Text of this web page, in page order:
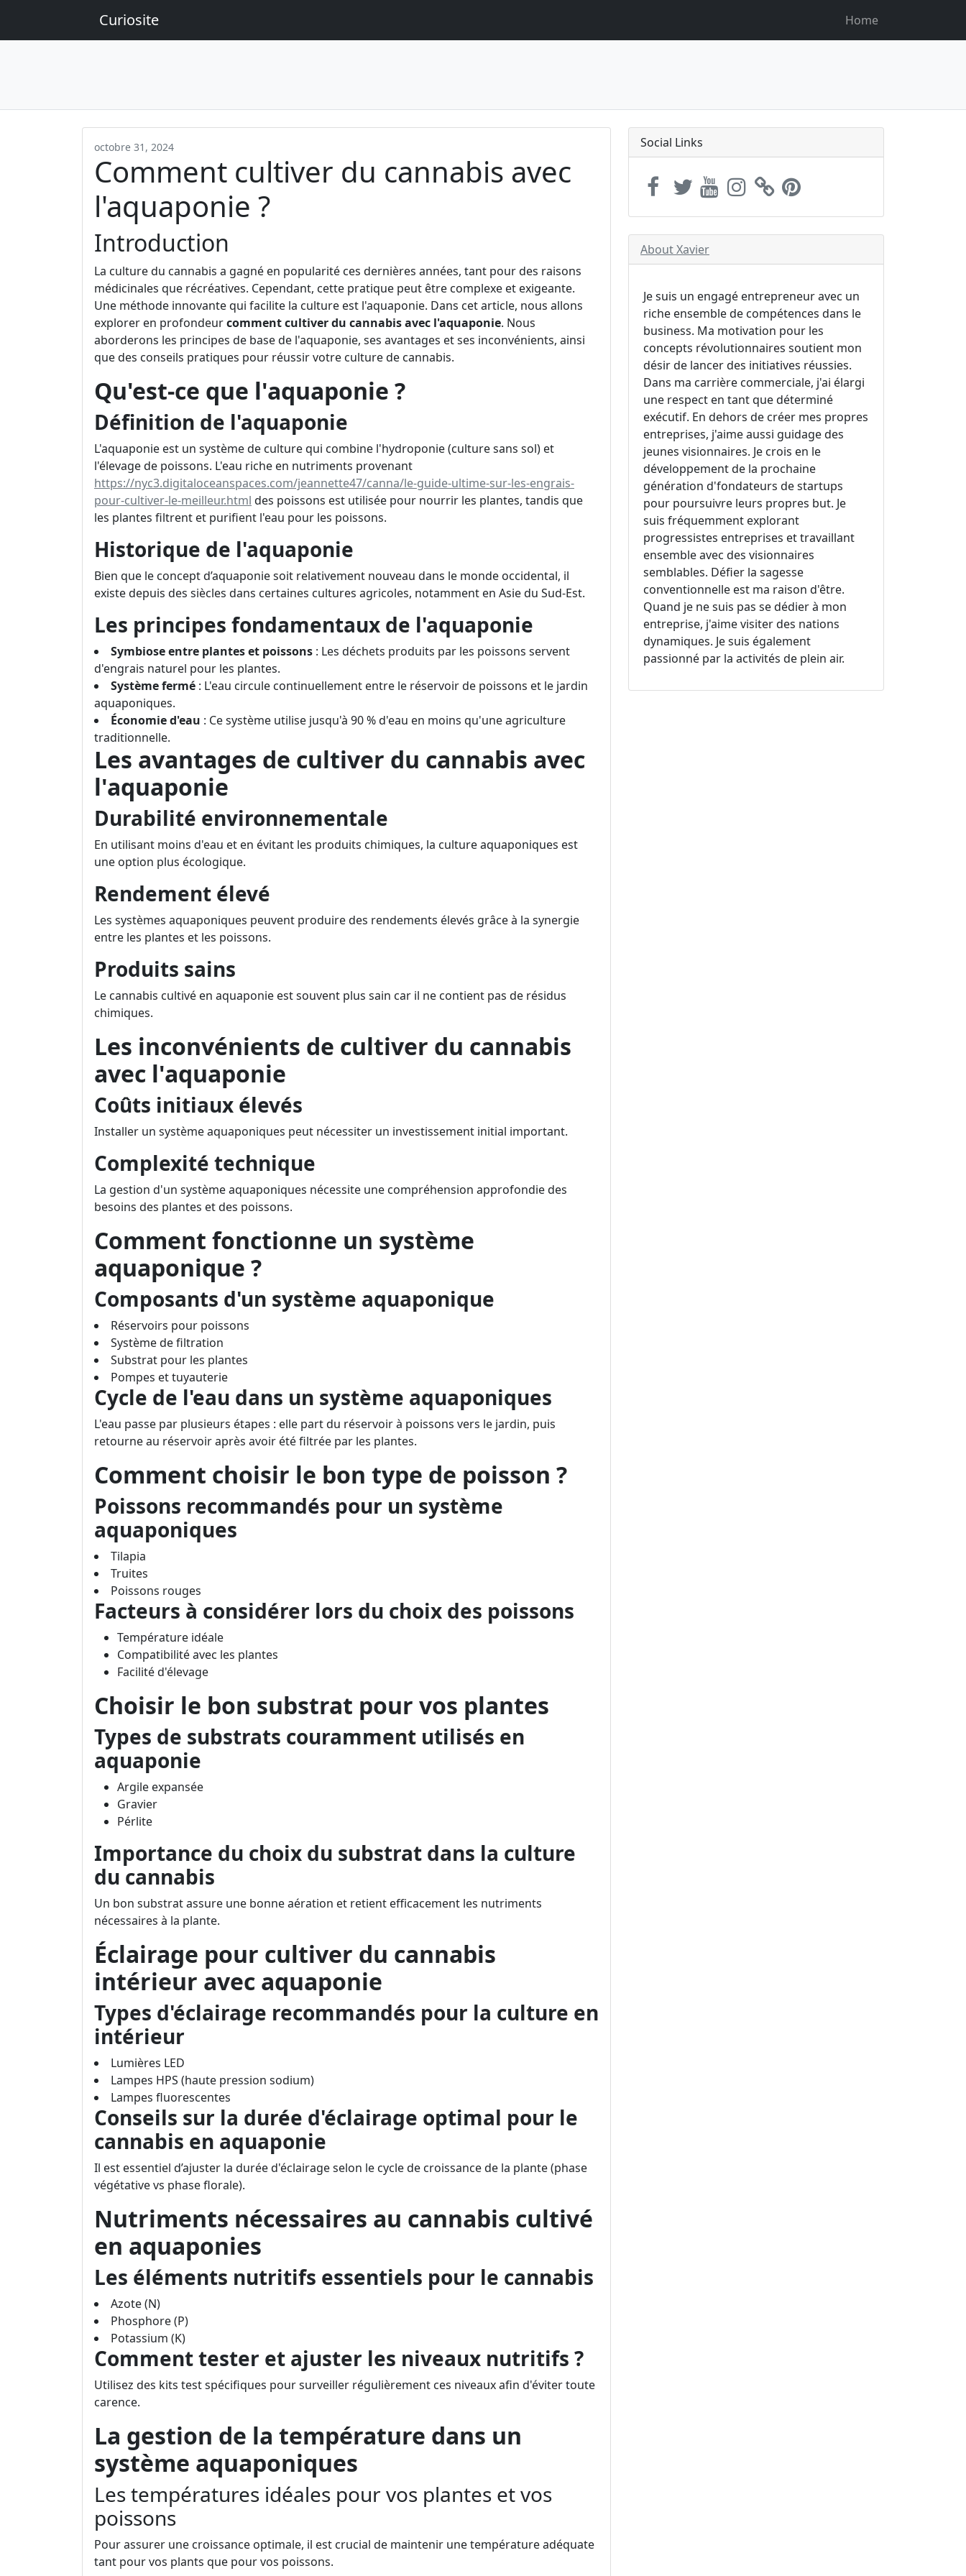
Curiosite Home
octobre 31, 2024
Comment cultiver du cannabis avec
l'aquaponie ?
Introduction
La culture du cannabis a gagné en popularité ces dernières années, tant pour des raisons
médicinales que récréatives. Cependant, cette pratique peut être complexe et exigeante.
Une méthode innovante qui facilite la culture est l'aquaponie. Dans cet article, nous allons
explorer en profondeurcomment cultiver du cannabis avec l'aquaponie. Nous
aborderons les principes de base de l'aquaponie, ses avantages et ses inconvénients, ainsi
que des conseils pratiques pour réussir votre culture de cannabis.
Qu'est-ce que l'aquaponie ?
Définition de l'aquaponie
L'aquaponie est un système de culture qui combine l'hydroponie (culture sans sol) et
l'élevage de poissons. L'eau riche en nutriments provenant
https://nyc3.digitaloceanspaces.com/jeannette47/canna/le-guide-ultime-sur-les-engrais-
pour-cultiver-le-meilleur.html des poissons est utilisée pour nourrir les plantes, tandis que
les plantes filtrent et purifient l'eau pour les poissons.
Historique de l'aquaponie
Bien que le concept d’aquaponie soit relativement nouveau dans le monde occidental, il
existe depuis des siècles dans certaines cultures agricoles, notamment en Asie du Sud-Est.
Les principes fondamentaux de l'aquaponie
Symbiose entre plantes et poissons : Les déchets produits par les poissons servent
d'engrais naturel pour les plantes.
Système fermé : L'eau circule continuellement entre le réservoir de poissons et le jardin
aquaponiques.
Économie d'eau : Ce système utilise jusqu'à 90 % d'eau en moins qu'une agriculture
traditionnelle.
Les avantages de cultiver du cannabis avec
l'aquaponie
Durabilité environnementale
En utilisant moins d'eau et en évitant les produits chimiques, la culture aquaponiques est
une option plus écologique.
Rendement élevé
Les systèmes aquaponiques peuvent produire des rendements élevés grâce à la synergie
entre les plantes et les poissons.
Produits sains
Le cannabis cultivé en aquaponie est souvent plus sain car il ne contient pas de résidus
chimiques.
Les inconvénients de cultiver du cannabis
avec l'aquaponie
Coûts initiaux élevés
Installer un système aquaponiques peut nécessiter un investissement initial important.
Complexité technique
La gestion d'un système aquaponiques nécessite une compréhension approfondie des
besoins des plantes et des poissons.
Comment fonctionne un système
aquaponique ?
Composants d'un système aquaponique
Réservoirs pour poissons
Système de filtration
Substrat pour les plantes
Pompes et tuyauterie
Cycle de l'eau dans un système aquaponiques
L'eau passe par plusieurs étapes : elle part du réservoir à poissons vers le jardin, puis
retourne au réservoir après avoir été filtrée par les plantes.
Comment choisir le bon type de poisson ?
Poissons recommandés pour un système
aquaponiques
Tilapia
Truites
Poissons rouges
Facteurs à considérer lors du choix des poissons
Température idéale
Compatibilité avec les plantes
Facilité d'élevage
Choisir le bon substrat pour vos plantes
Types de substrats couramment utilisés en
aquaponie
Argile expansée
Gravier
Pérlite
Importance du choix du substrat dans la culture
du cannabis
Un bon substrat assure une bonne aération et retient efficacement les nutriments
nécessaires à la plante.
Éclairage pour cultiver du cannabis
intérieur avec aquaponie
Types d'éclairage recommandés pour la culture en
intérieur
Lumières LED
Lampes HPS (haute pression sodium)
Lampes fluorescentes
Conseils sur la durée d'éclairage optimal pour le
cannabis en aquaponie
Il est essentiel d’ajuster la durée d'éclairage selon le cycle de croissance de la plante (phase
végétative vs phase florale).
Nutriments nécessaires au cannabis cultivé
en aquaponies
Les éléments nutritifs essentiels pour le cannabis
Azote (N)
Phosphore (P)
Potassium (K)
Comment tester et ajuster les niveaux nutritifs ?
Utilisez des kits test spécifiques pour surveiller régulièrement ces niveaux afin d'éviter toute
carence.
La gestion de la température dans un
système aquaponiques
Les températures idéales pour vos plantes et vos
poissons
Pour assurer une croissance optimale, il est crucial de maintenir une température adéquate
tant pour vos plants que pour vos poissons.
Social Links
About Xavier
Je suis un engagé entrepreneur avec un
riche ensemble de compétences dans le
business. Ma motivation pour les
concepts révolutionnaires soutient mon
désir de lancer des initiatives réussies.
Dans ma carrière commerciale, j'ai élargi
une respect en tant que déterminé
exécutif. En dehors de créer mes propres
entreprises, j'aime aussi guidage des
jeunes visionnaires. Je crois en le
développement de la prochaine
génération d'fondateurs de startups
pour poursuivre leurs propres but. Je
suis fréquemment explorant
progressistes entreprises et travaillant
ensemble avec des visionnaires
semblables. Défier la sagesse
conventionnelle est ma raison d'être.
Quand je ne suis pas se dédier à mon
entreprise, j'aime visiter des nations
dynamiques. Je suis également
passionné par la activités de plein air.